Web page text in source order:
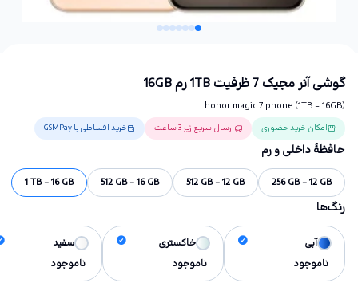
گوشی آنر مجیک 7 ظرفیت 1TB رم 16GB
honor magic 7 phone (1TB - 16GB)
امکان خرید حضوری ارسال سریع زیر 3 ساعت خرید اقساطی با GSMPay
حافظهٔ داخلی و رم
256 GB - 12 GB
512 GB - 12 GB
512 GB - 16 GB
1 TB - 16 GB
رنگ‌ها
آبی
ناموجود
خاکستری
ناموجود
سفید
ناموجود